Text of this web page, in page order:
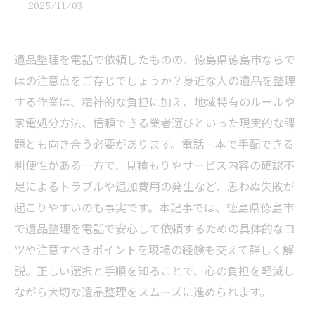
2025/11/03
遺品整理を電話で依頼したものの、徳島県徳島市ならで
はの注意点をご存じでしょうか？身近な人の遺品を整理
する作業は、精神的な負担に加え、地域特有のルールや
家電処分方法、信頼できる業者選びといった現実的な課
題とも向き合う必要があります。電話一本で手配できる
利便性がある一方で、見積もりやサービス内容の確認不
足によるトラブルや追加費用の発生など、思わぬ失敗が
起こりやすいのも事実です。本記事では、徳島県徳島市
で遺品整理を電話で安心して依頼するための具体的なコ
ツや注意すべきポイントを現場の経験も交えて詳しく解
説。正しい選択と手順を知ることで、心の負担を軽減し
ながら大切な遺品整理をスムーズに進められます。